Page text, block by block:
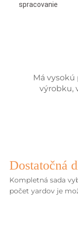
spracovanie
Má
výrobku,
Dostatočná
Kompletná sada
počet yardov je